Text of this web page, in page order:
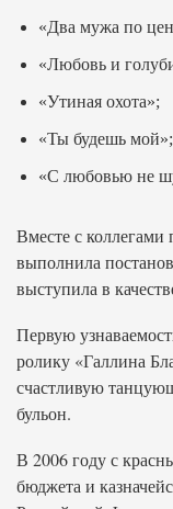
«Два мужа по
«Любовь и
«Утиная охота»;
«Ты будешь мой»;
«С любовью не
Вместе с коллегами
выполнила
выступила в
Первую
ролику «Галлина
счастливую
бульон.
В 2006 году с
бюджета и